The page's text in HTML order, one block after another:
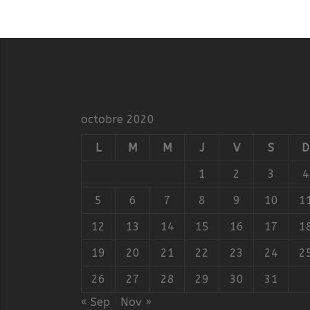
octobre 2020
L M M J V S
D
1
2 3
4
5
6 7 8 9 10
12
13 14 15 16 17
19
20 21 22 23 24
26
27 28 29 30
31
« Sep
Nov »